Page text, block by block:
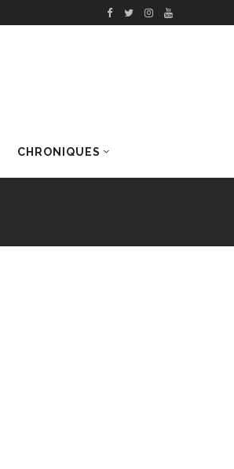
CHRONIQUES
DERNIERS ARTICLES